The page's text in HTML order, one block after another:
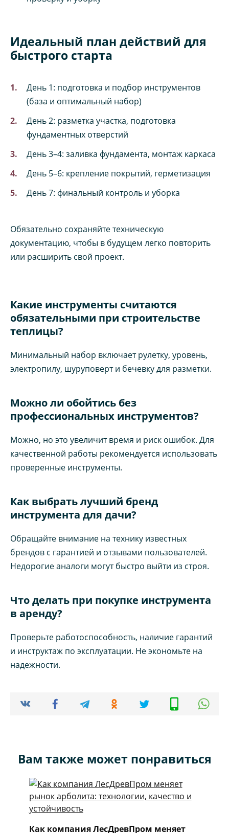
Идеальный план действий для
быстрого старта
День 1: подготовка и подбор инструментов
(база и оптимальный набор)
День 2: разметка участка, подготовка
фундаментных отверстий
День 3–4: заливка фундамента, монтаж каркаса
День 5–6: крепление покрытий, герметизация
День 7: финальный контроль и уборка
Обязательно сохраняйте техническую
документацию, чтобы в будущем легко повторить
или расширить свой проект.
Какие инструменты считаются
обязательными при строительстве
теплицы?
Минимальный набор включает рулетку, уровень,
электропилу, шуруповерт и бечевку для разметки.
Можно ли обойтись без
профессиональных инструментов?
Можно, но это увеличит время и риск ошибок. Для
качественной работы рекомендуется использовать
проверенные инструменты.
Как выбрать лучший бренд
инструмента для дачи?
Обращайте внимание на технику известных
брендов с гарантией и отзывами пользователей.
Недорогие аналоги могут быстро выйти из строя.
Что делать при покупке инструмента
в аренду?
Проверьте работоспособность, наличие гарантий
и инструктаж по эксплуатации. Не экономьте на
надежности.
Вам также может понравиться
Как компания ЛесДревПром меняет